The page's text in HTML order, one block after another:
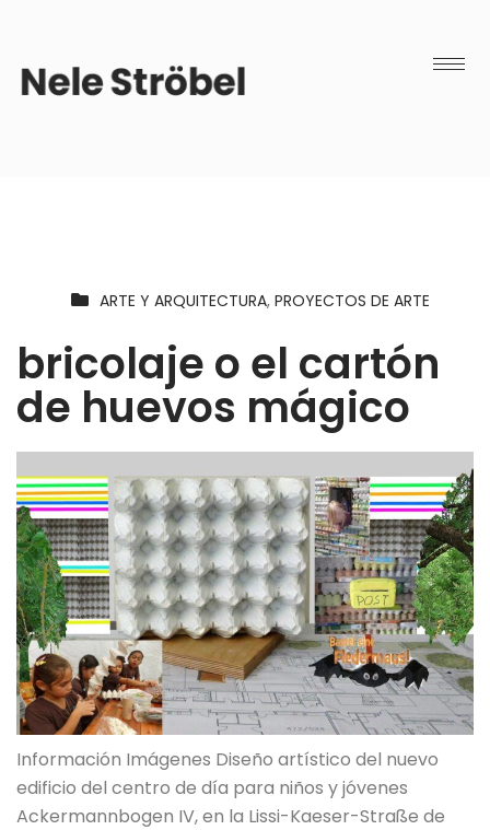
ARTE Y ARQUITECTURA, PROYECTOS DE ARTE
bricolaje o el cartón
de huevos mágico
Información Imágenes Diseño artístico del nuevo
edificio del centro de día para niños y jóvenes
Ackermannbogen IV, en la Lissi-Kaeser-Straße de